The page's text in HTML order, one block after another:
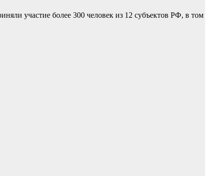
участие более 300 человек из 12 субъектов РФ, в том